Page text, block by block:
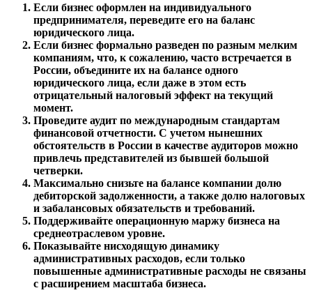
Если бизнес оформлен на индивидуального
предпринимателя, переведите его на баланс
юридического лица.
Если бизнес формально разведен по разным мелким
компаниям, что, к сожалению, часто встречается в
России, объедините их на балансе одного
юридического лица, если даже в этом есть
отрицательный налоговый эффект на текущий
момент.
Проведите аудит по международным стандартам
финансовой отчетности. С учетом нынешних
обстоятельств в России в качестве аудиторов можно
привлечь представителей из бывшей большой
четверки.
Максимально снизьте на балансе компании долю
дебиторской задолженности, а также долю налоговых
и забалансовых обязательств и требований.
Поддерживайте операционную маржу бизнеса на
среднеотраслевом уровне.
Показывайте нисходящую динамику
административных расходов, если только
повышенные административные расходы не связаны
с расширением масштаба бизнеса.